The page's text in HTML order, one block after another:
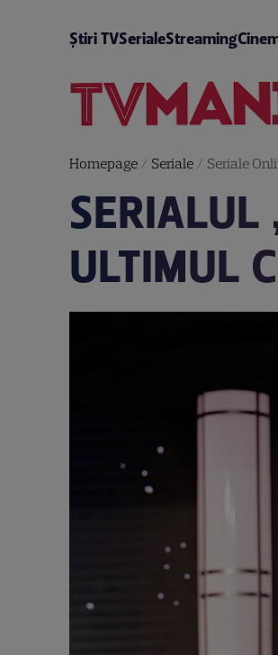
Știri TVSerialeStreaming
Homepage/ Seriale/ Seriale
SERIALUL
ULTIMUL